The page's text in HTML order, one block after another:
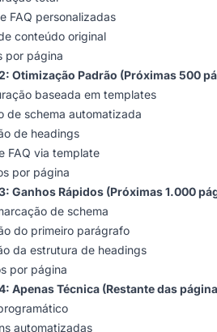
FAQ personalizadas
conteúdo original
por página
Otimização Padrão (Próximas 500
baseada em templates
de schema automatizada
de headings
FAQ via template
por página
Ganhos Rápidos (Próximas 1.000
de schema
do primeiro parágrafo
da estrutura de headings
por página
Apenas Técnica (Restante das
automatizadas